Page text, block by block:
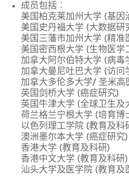
成员包括︰
美国柏克莱加州大学 (基因
美国史丹福大学 (大数据研
美国三藩市加州大学 (精准
美国密西根大学 (生物医学
加拿大阿尔伯特大学 (病毒
加拿大曼尼吐巴大学 (访问
加拿大多伦多大学/ 圣米高
英国剑桥大学 (癌症研究)
英国牛津大学 (全球卫生及
荷兰格兰宁根大学 (培育博
以色列理工学院 (教育及科
澳洲墨尔本大学 (癌症研究)
香港大学 (教育及科研)
香港中文大学 (教育及科研)
汕头大学及医学院 (教育及